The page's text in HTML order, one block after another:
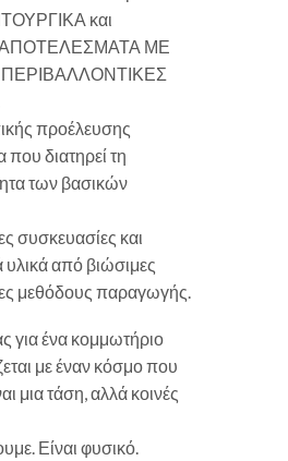
και
ΜΕ
προέλευσης
που διατηρεί τη
των βασικών
συσκευασίες και
υλικά από βιώσιμες
μεθόδους παραγωγής.
για ένα κομμωτήριο
με έναν κόσμο που
μια τάση, αλλά κοινές
Είναι φυσικό.